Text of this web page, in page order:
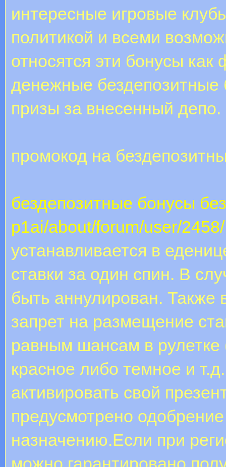
интересные игровые
политикой и всеми
относятся эти бонусы
денежные
призы за внесенный депо.
промокод на
бездепозитные бонусы
p1ai/about/forum/user/2458/
устанавливается в
ставки за один спин. В
быть аннулирован. Также
запрет на размещение
равным шансам в рулетке
красное либо темное и
активировать свой
предусмотрено
назначению.Если при